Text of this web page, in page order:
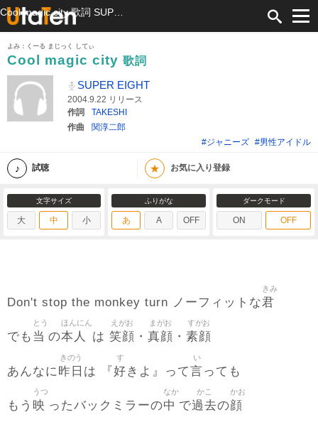
よみ：くーる まじっく してぃ
Cool magic city 歌詞
SUPER EIGHT
2004.9.22 リリース
作詞
TAKESHI
作曲
関淳二郎
#ジャニーズ #男性アイドル
試聴 ★ お気に入り登録
文字サイズ
大 中 小
ふりがな
あ A OFF
ダークモード
ON OFF
Don't stop the monkey turn ノーフィットな君
きみ
でも 当
とう
の本人
ほんにん
は 笑顔
えがお
・ 真顔
まがお
・ 素顔
すがお
あんなに昨日
きのう
は 『好
す
きよ』って言
い
っても
もう 映
うつ
ったバックミラーの中
なか
で過去
かこ
の顔
かお